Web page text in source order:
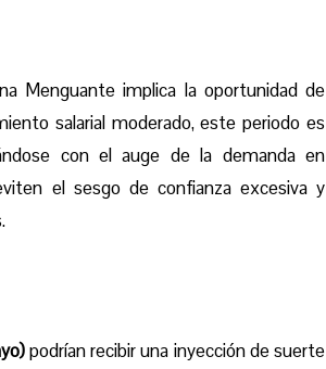
Menguante implica la oportunidad de
salarial moderado, este periodo es
con el auge de la demanda en
el sesgo de confianza excesiva y
podrían recibir una inyección de suerte